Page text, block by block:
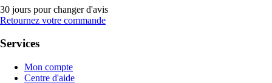
30 jours pour changer d'avis
Retournez votre commande
Services
Mon compte
Centre d'aide